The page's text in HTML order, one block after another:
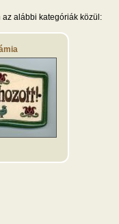
az alábbi kategóriák közül: